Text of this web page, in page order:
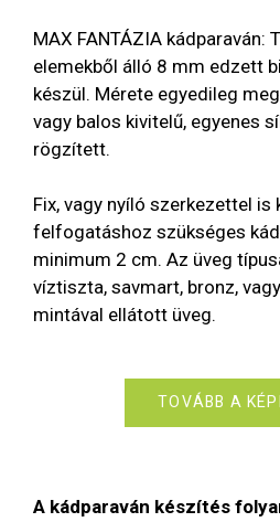
MAX FANTÁZIA kádparaván:
elemekből álló 8 mm edzett
készül. Mérete egyedileg
vagy balos kivitelű, egyenes
rögzített.
Fix, vagy nyíló szerkezettel is
felfogatáshoz szükséges
minimum 2 cm. Az üveg
víztiszta, savmart, bronz,
mintával ellátott üveg.
TOVÁBB A
A kádparaván készítés